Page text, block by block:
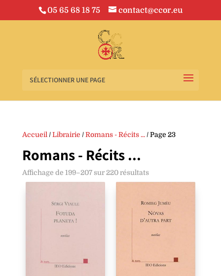
05 65 68 18 75 contact@ccor.eu
SÉLECTIONNER UNE PAGE
Accueil /Librairie /Romans - Récits .../ Page 23
Romans - Récits ...
Affichage de 199–207 sur 220 résultats